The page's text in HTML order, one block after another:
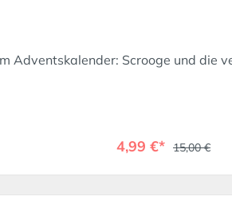
Adventskalender: Scrooge und die
4,99 €* 15,00 €